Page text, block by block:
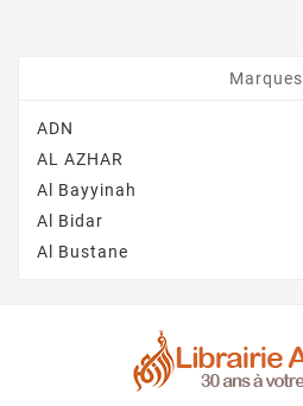
Marques
ADN
AL AZHAR
Al Bayyinah
Al Bidar
Al Bustane